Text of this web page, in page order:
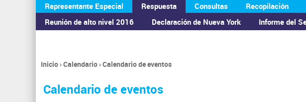
Representante Especial
Respuesta
Reunión de alto nivel 2016
Declaración de Nueva York Informe del
Consultas Recopilación
ASAMBLEA GENERAL
Se
encuentra
usted
Inicio›Calendario›Calendario de eventos
Calendario de eventos